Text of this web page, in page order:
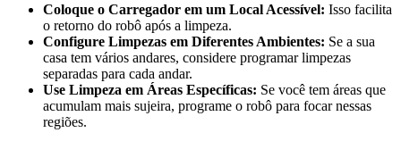
Coloque o Carregador em um Local Acessível: Isso facilita
o retorno do robô após a limpeza.
Configure Limpezas em Diferentes Ambientes: Se a sua
casa tem vários andares, considere programar limpezas
separadas para cada andar.
Use Limpeza em Áreas Específicas: Se você tem áreas que
acumulam mais sujeira, programe o robô para focar nessas
regiões.